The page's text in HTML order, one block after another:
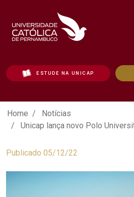
ESTUDE NA UNICAP
Unicap lança novo
Home
Notícias
Unicap lança novo Polo
Publicado 05/12/22